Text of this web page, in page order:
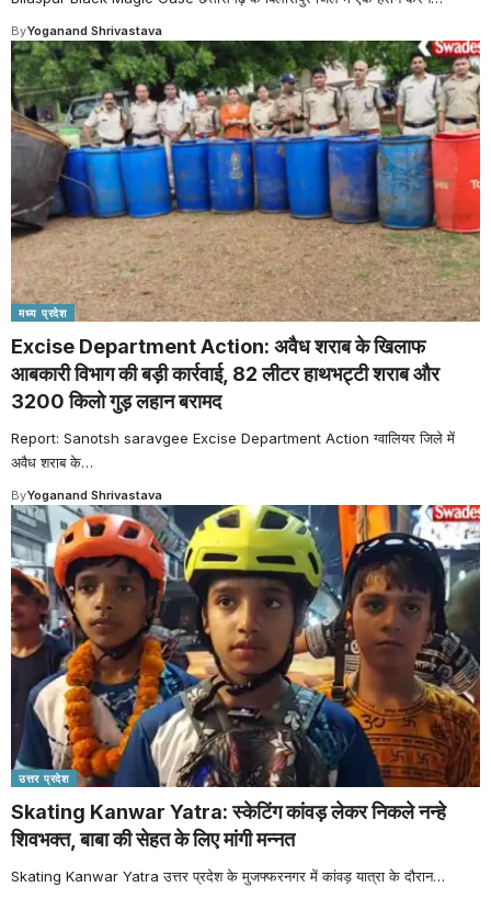
ByYoganand Shrivastava
मध्य प्रदेश
Excise Department Action: अवैध शराब के खिलाफ
आबकारी विभाग की बड़ी कार्रवाई, 82 लीटर हाथभट्टी शराब और
3200 किलो गुड़ लहान बरामद
Report: Sanotsh saravgee Excise Department Action ग्वालियर जिले में
अवैध शराब के…
ByYoganand Shrivastava
उत्तर प्रदेश
Skating Kanwar Yatra: स्केटिंग कांवड़ लेकर निकले नन्हे
शिवभक्त, बाबा की सेहत के लिए मांगी मन्नत
Skating Kanwar Yatra उत्तर प्रदेश के मुजफ्फरनगर में कांवड़ यात्रा के दौरान…